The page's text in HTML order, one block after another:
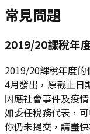
常見問題
2019/20課稅年
2019/20課稅年度
4月發出，原截止日
因應社會事件及疫
如委任稅務代表，
你仍未提交，請盡